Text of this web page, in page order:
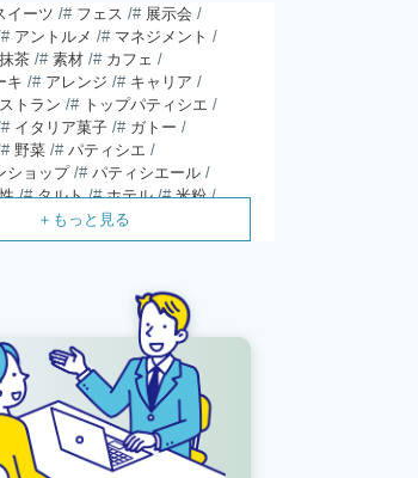
イーツ フェス
展示会
アントルメ
マネジメント
抹茶 素材
カフェ
キ
アレンジ
キャリア
トラン
トップパティシエ
イタリア菓子
ガトー
野菜
パティシエ
ショップ
パティシエール
タルト ホテル
米粉
ウンドケーキ
ガレット・デ・ロワ
母の日
モンブラン
パッケージ
商品開発
ブーランジェ
コンテスト 販売促進
ッフ育成
就職活動
IT 業界事情
講習会
ト
クリスマス
シエ
インタビュー
働き方
フリーランス